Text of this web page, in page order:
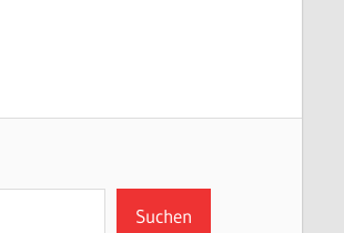
Suchen